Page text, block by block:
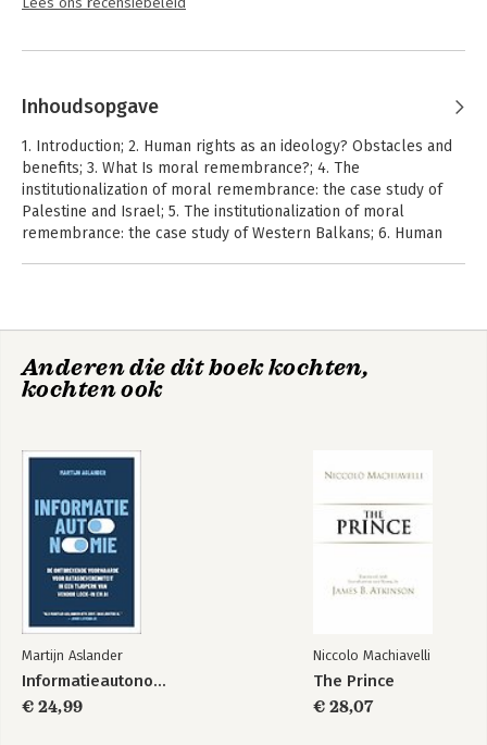
Inhoudsopgave
1. Introduction; 2. Human rights as an ideology? Obstacles and
benefits; 3. What Is moral remembrance?; 4. The
institutionalization of moral remembrance: the case study of
Palestine and Israel; 5. The institutionalization of moral
remembrance: the case study of Western Balkans; 6. Human
Anderen die dit boek kochten,
kochten ook
Martijn Aslander
Informatieautonomie
€ 24,99
Niccolo Machiavelli
The Prince
€ 28,07